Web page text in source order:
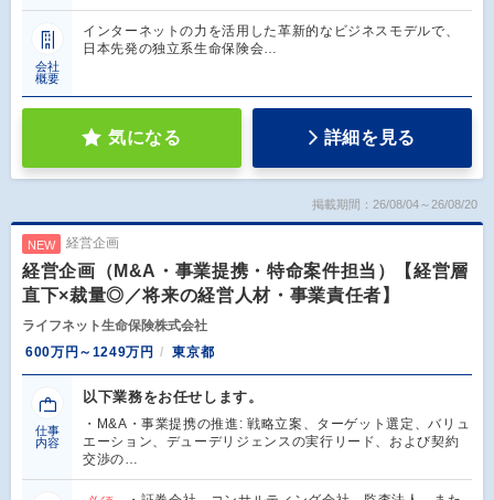
会社
概要
インターネットの力を活用した革新的なビジネスモデルで、
日本先発の独立系生命保険会…
気になる 詳細を見る
掲載期間：26/08/04～26/08/20
NEW 経営企画
経営企画（M&A・事業提携・特命案件担当）【経営層
直下×裁量◎／将来の経営人材・事業責任者】
ライフネット生命保険株式会社
600万円～1249万円
東京都
仕事
内容
以下業務をお任せします。
・M&A・事業提携の推進: 戦略立案、ターゲット選定、バリュ
エーション、デューデリジェンスの実行リード、および契約
交渉の…